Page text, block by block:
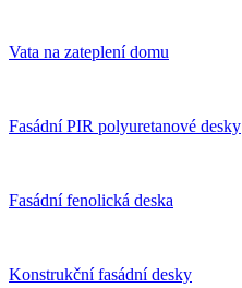
Vata na zateplení domu
Fasádní PIR polyuretanové desky
Fasádní fenolická deska
Konstrukční fasádní desky